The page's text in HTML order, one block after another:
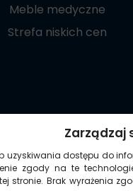
Zarządzaj
dostępu do
zgody na te
Brak wyrażenia
Meble medyczne
Strefa niskich cen
Poznaj naszą
aplikację mobilną: